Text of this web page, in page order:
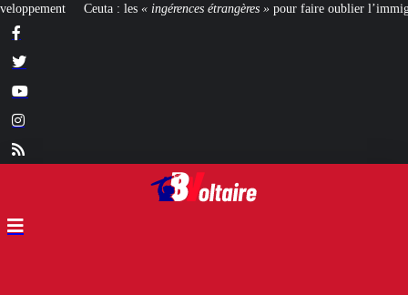
étrangères » pour faire oublier l’immigration ? [BIENVENUE CHEZ